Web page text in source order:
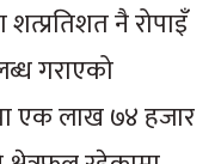
नै रोपाइँ
गराएको
एक लाख ७४ हजार